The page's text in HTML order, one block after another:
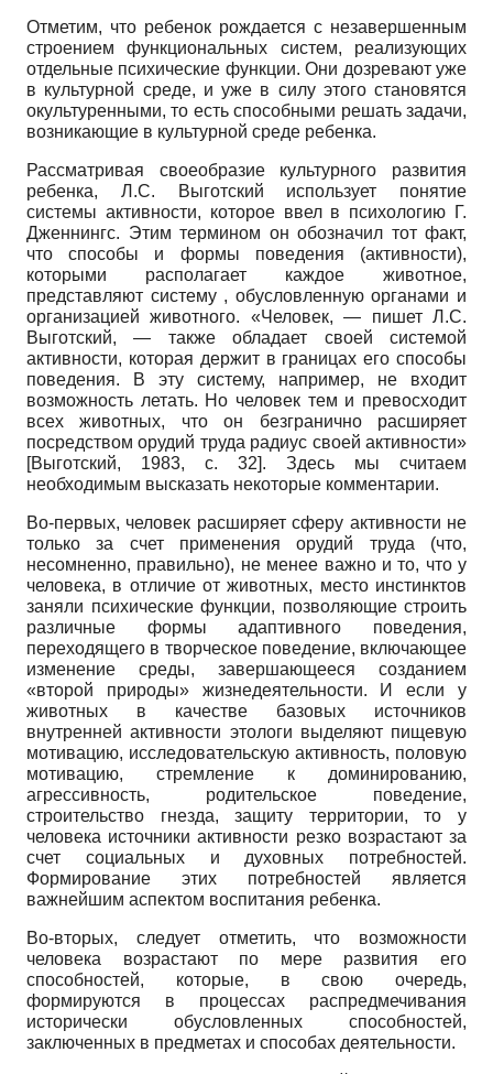
Отметим, что ребенок рождается с незавершенным
строением функциональных систем, реализующих
отдельные психические функции. Они дозревают уже
в культурной среде, и уже в силу этого становятся
окультуренными, то есть способными решать задачи,
возникающие в культурной среде ребенка.
Рассматривая своеобразие культурного развития
ребенка, Л.С. Выготский использует понятие
системы активности, которое ввел в психологию Г.
Джен­нингс. Этим термином он обозначил тот факт,
что способы и формы поведения (активности),
которыми располагает каждое животное,
представляют систему , обусловленную органами и
организацией животного. «Человек, — пишет Л.С.
Выготский, — также обладает своей системой
активности, которая держит в границах его способы
поведения. В эту систему, например, не входит
возможность летать. Но человек тем и превосходит
всех животных, что он безгранично расширяет
посредством орудий труда радиус своей активности»
[Выготский, 1983, с. 32]. Здесь мы считаем
необходимым высказать некоторые комментарии.
Во-первых, человек расширяет сферу активности не
только за счет применения орудий труда (что,
несомненно, правильно), не менее важно и то, что у
человека, в отличие от животных, место инстинктов
заняли психические функции, позволяющие строить
различные формы адаптивного поведения,
переходящего в творческое поведение, включающее
изменение среды, завершающееся созданием
«второй природы» жизнедеятельности. И если у
животных в качестве базовых источников
внутренней активности этологи выделяют пищевую
мотивацию, исследовательскую активность, половую
мотивацию, стремление к доминированию,
агрессивность, родительское поведение,
строительство гнезда, защиту территории, то у
человека источники активности резко возрастают за
счет социальных и духовных потребностей.
Формирование этих потребностей является
важнейшим аспектом воспитания ребенка.
Во-вторых, следует отметить, что возможности
человека возрастают по мере развития его
способностей, которые, в свою очередь,
формируются в процессах распредмечивания
исторически обусловленных способностей,
заключенных в предметах и способах деятельности.